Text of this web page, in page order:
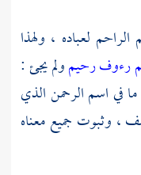
لعباده ، ولهذا
رءوف رحيمولم يجئ :
في اسم الرحمن الذي
، وثبوت جميع معناه